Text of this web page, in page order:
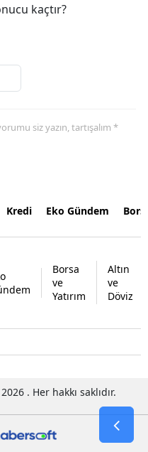
kaçtır?
siz yazın, tartışalım *
Kredi Eko Gündem
Borsa
ve
Yatırım
Altın
ve
Döviz
. Her hakkı saklıdır.